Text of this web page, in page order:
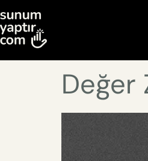
Değer